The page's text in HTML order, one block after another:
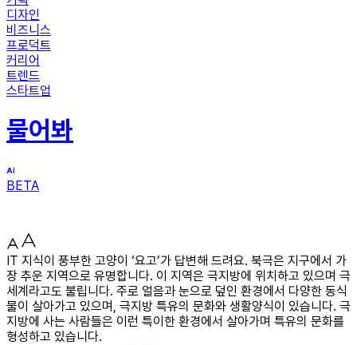
디자인
비즈니스
프로덕트
커리어
트렌드
스타트업
물어봐
BETA
IT 지식이 풍부한 고양이 ‘요고’가 답변해 드려요. 북극은 지구에서 가
장 추운 지역으로 유명합니다. 이 지역은 극지방에 위치하고 있으며 극
세계라고도 불립니다. 주로 얼음과 눈으로 덮인 환경에서 다양한 동식
물이 살아가고 있으며, 극지방 특유의 문화와 생활양식이 있습니다. 극
지방에 사는 사람들은 이런 특이한 환경에서 살아가며 특유의 문화를
형성하고 있습니다.